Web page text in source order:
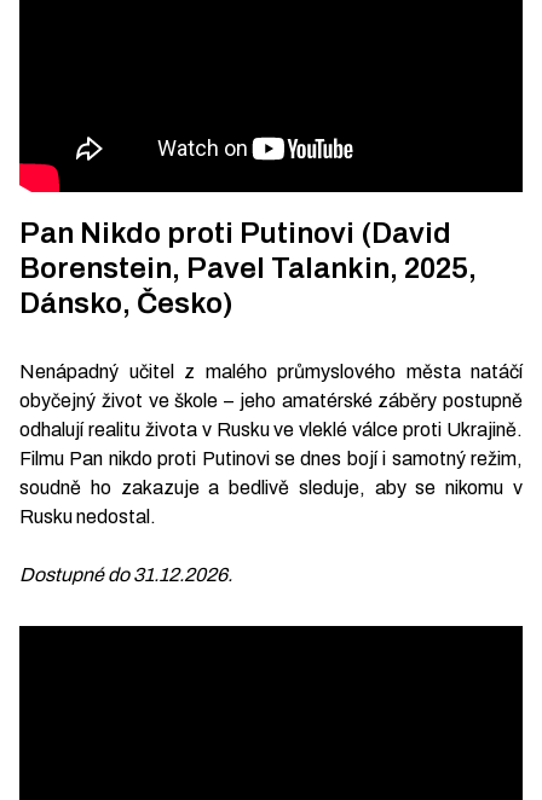
Pan Nikdo proti Putinovi (David
Borenstein, Pavel Talankin, 2025,
Dánsko, Česko)
Nenápadný učitel z malého průmyslového města natáčí
obyčejný život ve škole – jeho amatérské záběry postupně
odhalují realitu života v Rusku ve vleklé válce proti Ukrajině.
Filmu Pan nikdo proti Putinovi se dnes bojí i samotný režim,
soudně ho zakazuje a bedlivě sleduje, aby se nikomu v
Rusku nedostal.
Dostupné do 31.12.2026.